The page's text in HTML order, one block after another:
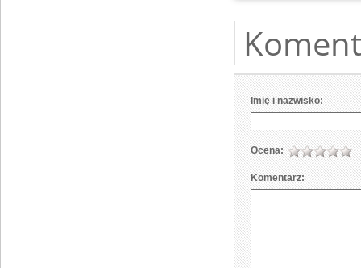
Imię i nazwisko:
Ocena:
Komentarz: